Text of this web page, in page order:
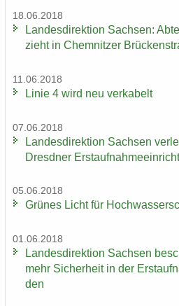
18.06.2018
Lan­des­di­rek­ti­on Sach­sen:
zieht in Chem­nit­zer
11.06.2018
Linie 4 wird neu ver­ka­belt
07.06.2018
Lan­des­di­rek­ti­on Sach­sen
Dresd­ner
05.06.2018
Grü­nes Licht für
01.06.2018
Lan­des­di­rek­ti­on Sach­sen
mehr Si­cher­heit in der
den